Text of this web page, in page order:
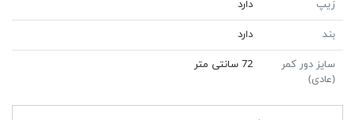
زیپ دارد
بند دارد
سایز دور کمر
(عادی)
72 سانتی متر